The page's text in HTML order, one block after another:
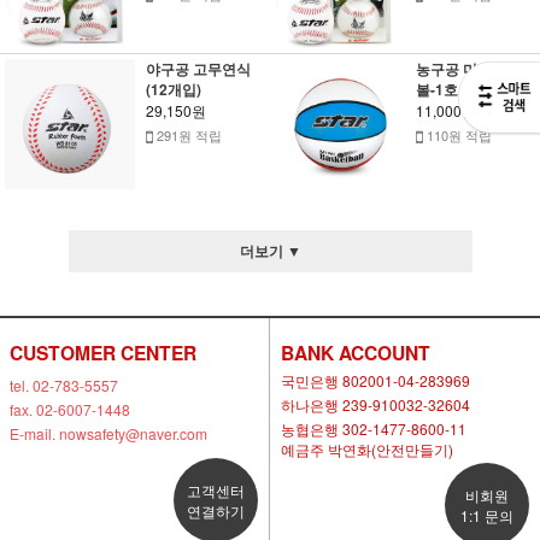
야구공 고무연식
(12개입)
29,150원
291원 적립
농구공 미니 농구
볼-1호
11,000원
110원 적립
더보기 ▼
CUSTOMER CENTER
tel. 02-783-5557
fax. 02-6007-1448
E-mail. nowsafety@naver.com
고객센터
연결하기
BANK ACCOUNT
국민은행 802001-04-283969
하나은행 239-910032-32604
농협은행 302-1477-8600-11
예금주 박연화(안전만들기)
비회원
1:1 문의